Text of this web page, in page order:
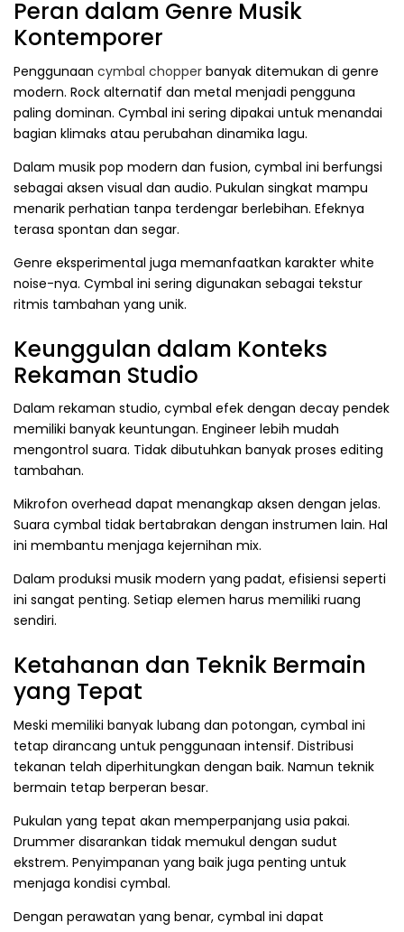
Peran dalam Genre Musik
Kontemporer
Penggunaan cymbal chopper banyak ditemukan di genre
modern. Rock alternatif dan metal menjadi pengguna
paling dominan. Cymbal ini sering dipakai untuk menandai
bagian klimaks atau perubahan dinamika lagu.
Dalam musik pop modern dan fusion, cymbal ini berfungsi
sebagai aksen visual dan audio. Pukulan singkat mampu
menarik perhatian tanpa terdengar berlebihan. Efeknya
terasa spontan dan segar.
Genre eksperimental juga memanfaatkan karakter white
noise-nya. Cymbal ini sering digunakan sebagai tekstur
ritmis tambahan yang unik.
Keunggulan dalam Konteks
Rekaman Studio
Dalam rekaman studio, cymbal efek dengan decay pendek
memiliki banyak keuntungan. Engineer lebih mudah
mengontrol suara. Tidak dibutuhkan banyak proses editing
tambahan.
Mikrofon overhead dapat menangkap aksen dengan jelas.
Suara cymbal tidak bertabrakan dengan instrumen lain. Hal
ini membantu menjaga kejernihan mix.
Dalam produksi musik modern yang padat, efisiensi seperti
ini sangat penting. Setiap elemen harus memiliki ruang
sendiri.
Ketahanan dan Teknik Bermain
yang Tepat
Meski memiliki banyak lubang dan potongan, cymbal ini
tetap dirancang untuk penggunaan intensif. Distribusi
tekanan telah diperhitungkan dengan baik. Namun teknik
bermain tetap berperan besar.
Pukulan yang tepat akan memperpanjang usia pakai.
Drummer disarankan tidak memukul dengan sudut
ekstrem. Penyimpanan yang baik juga penting untuk
menjaga kondisi cymbal.
Dengan perawatan yang benar, cymbal ini dapat